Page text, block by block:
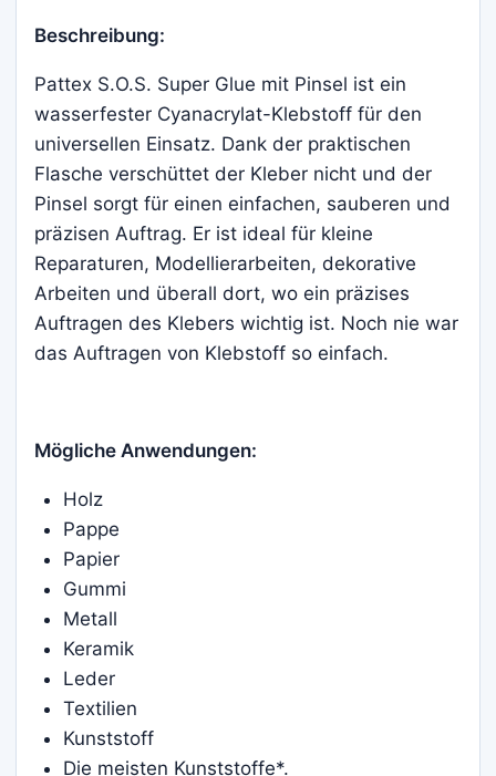
Beschreibung:
Pattex S.O.S. Super Glue mit Pinsel ist ein
wasserfester Cyanacrylat-Klebstoff für den
universellen Einsatz. Dank der praktischen
Flasche verschüttet der Kleber nicht und der
Pinsel sorgt für einen einfachen, sauberen und
präzisen Auftrag. Er ist ideal für kleine
Reparaturen, Modellierarbeiten, dekorative
Arbeiten und überall dort, wo ein präzises
Auftragen des Klebers wichtig ist. Noch nie war
das Auftragen von Klebstoff so einfach.
Mögliche Anwendungen:
Holz
Pappe
Papier
Gummi
Metall
Keramik
Leder
Textilien
Kunststoff
Die meisten Kunststoffe*.